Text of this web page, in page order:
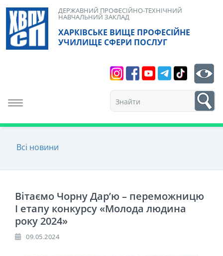
Skip
content
ХАРКІВСЬКЕ ВИЩЕ ПРОФЕСІЙНЕ
УЧИЛИЩЕ СФЕРИ ПОСЛУГ
ДЕРЖАВНИЙ ПРОФЕСІЙНО-ТЕХНІЧНИЙ
НАВЧАЛЬНИЙ ЗАКЛАД
Toggle navigation
1
Всі новини
Вітаємо Чорну Дар’ю – переможницю
I етапу конкурсу «Молода людина
року 2024»
09.05.2024